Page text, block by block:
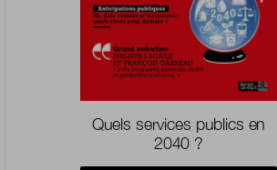
Quels services publics en
2040 ?